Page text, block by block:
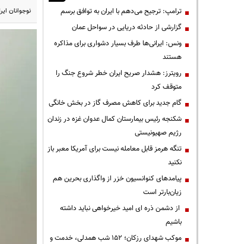
نوجوانان
ترامپ: ترجیح می‌دهم با ایران به توافق برسم
گزارشی از حادثه دریایی در سواحل عمان
ونس: ایرانی‌ها طرف بسیار دشواری برای مذاکره
هستند
رویترز: هشدار صریح ایران خطر شروع جنگ را
متوقف کرد
گام جدید برای کاهش مصرف گاز در بخش خانگی
شکنجه رئیس بیمارستان کمال عدوان غزه در زندان
رژیم صهیونیستی
تنگه هرمز قابل معامله نیست برای آمریکا معبر باز
نکنید
پیامدهای کنوانسیون خزر از واگذاری بحرین هم
زیان‌بارتر است
از دشمن ذره ای امید خیرخواهی نباید داشته
باشیم
موکب شهدای رزکان؛ ۱۵۲ شب همدلی، خدمت و